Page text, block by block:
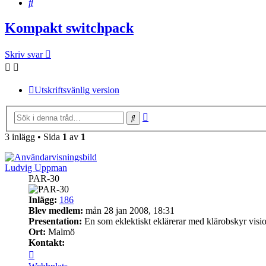
Kompakt switchpack
Skriv svar
Utskriftsvänlig version
Sök
3 inlägg • Sida 1 av 1
Ludvig Uppman
PAR-30
Inlägg: 186
Blev medlem: mån 28 jan 2008, 18:31
Presentation: En som eklektiskt eklärerar med klärobskyr
Ort: Malmö
Kontakt:
Ludvig